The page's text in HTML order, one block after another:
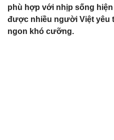
phù hợp với nhịp sống
được nhiều người Việt yêu
ngon khó cưỡng.